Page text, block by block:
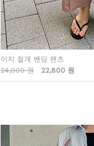
이지 절개 밴딩 팬츠
24,000 원
22,800 원